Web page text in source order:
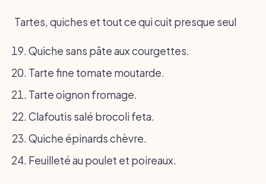
Tartes, quiches et tout ce qui cuit presque seul
Quiche sans pâte aux courgettes.
Tarte fine tomate moutarde.
Tarte oignon fromage.
Clafoutis salé brocoli feta.
Quiche épinards chèvre.
Feuilleté au poulet et poireaux.